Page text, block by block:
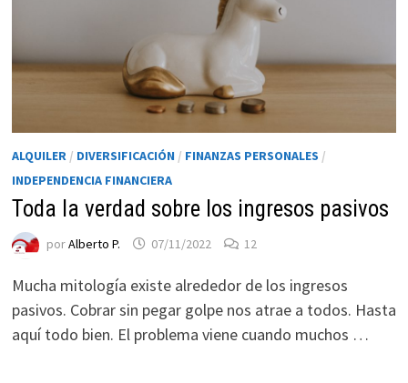
ALQUILER / DIVERSIFICACIÓN / FINANZAS PERSONALES /
INDEPENDENCIA FINANCIERA
Toda la verdad sobre los ingresos pasivos
porAlberto P. 07/11/2022 12
Mucha mitología existe alrededor de los ingresos
pasivos. Cobrar sin pegar golpe nos atrae a todos. Hasta
aquí todo bien. El problema viene cuando muchos …
Necesarias
Estas
cookies no
opcionales.
Son